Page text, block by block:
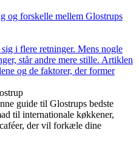
og forskelle mellem Glostrups
i flere retninger. Mens nogle
står andre mere stille. Artiklen
og de faktorer, der former
guide til Glostrups bedste
til internationale køkkener,
der vil forkæle dine